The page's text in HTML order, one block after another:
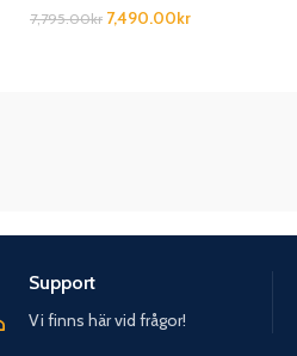
7,795.00kr 7,490.00kr
Support
Vi finns här vid frågor!